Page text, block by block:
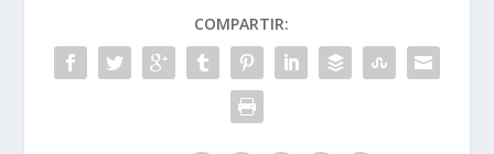
COMPARTIR: